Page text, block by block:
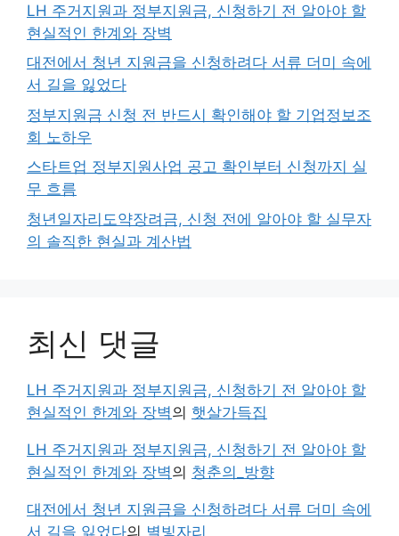
LH 주거지원과 정부지원금, 신청하기 전 알아야 할
현실적인 한계와 장벽
대전에서 청년 지원금을 신청하려다 서류 더미 속에
서 길을 잃었다
정부지원금 신청 전 반드시 확인해야 할 기업정보조
회 노하우
스타트업 정부지원사업 공고 확인부터 신청까지 실
무 흐름
청년일자리도약장려금, 신청 전에 알아야 할 실무자
의 솔직한 현실과 계산법
최신 댓글
LH 주거지원과 정부지원금, 신청하기 전 알아야 할
현실적인 한계와 장벽의 햇살가득집
LH 주거지원과 정부지원금, 신청하기 전 알아야 할
현실적인 한계와 장벽의 청춘의_방향
대전에서 청년 지원금을 신청하려다 서류 더미 속에
서 길을 잃었다의 별빛자리